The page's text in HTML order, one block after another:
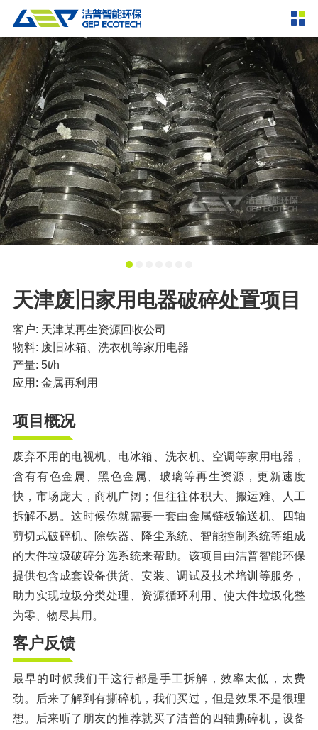
产品中心 撕碎设备
双轴撕碎机 单轴撕碎机
四轴撕碎机 液压粗碎机
垃圾破袋机 移动式撕碎站
粉碎设备
环锤式粉碎机 鼓式粉碎机
轮胎钢丝分离机 通用型粉碎机
破碎设备
反击式破碎机 颚式破碎机
圆锥破碎机
重型锤式破碎机 移动式破碎站
挤压成型设备
RDF成型机
液压打包机
成套机组
封闭式破碎系统 废轮胎热解系统
橡胶破胶机组
分选分离设备
风选机
解决方案
服务支持
新闻资讯
走进洁普
联系我们
天津废旧家用电器破碎处置项目
客户: 天津某再生资源回收公司
物料: 废旧冰箱、洗衣机等家用电器
产量: 5t/h
应用: 金属再利用
项目概况
废弃不用的电视机、电冰箱、洗衣机、空调等家用电器，
含有有色金属、黑色金属、玻璃等再生资源，更新速度
快，市场庞大，商机广阔；但往往体积大、搬运难、人工
拆解不易。这时候你就需要一套由金属链板输送机、四轴
剪切式破碎机、除铁器、降尘系统、智能控制系统等组成
的大件垃圾破碎分选系统来帮助。该项目由洁普智能环保
提供包含成套设备供货、安装、调试及技术培训等服务，
助力实现垃圾分类处理、资源循环利用、使大件垃圾化整
为零、物尽其用。
客户反馈
最早的时候我们干这行都是手工拆解，效率太低，太费
劲。后来了解到有撕碎机，我们买过，但是效果不是很理
想。后来听了朋友的推荐就买了洁普的四轴撕碎机，设备